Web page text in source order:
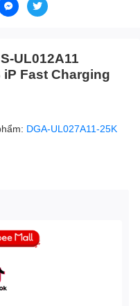
UL012A11
Fast Charging
DGA-UL027A11-25K